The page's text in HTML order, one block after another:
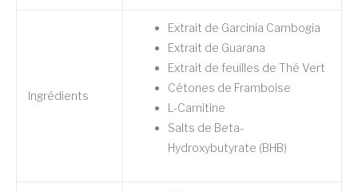
Ingrédients
Extrait de Garcinia Cambogia
Extrait de Guarana
Extrait de feuilles de Thé Vert
Cétones de Framboise
L-Carnitine
Salts de Beta-
Hydroxybutyrate (BHB)